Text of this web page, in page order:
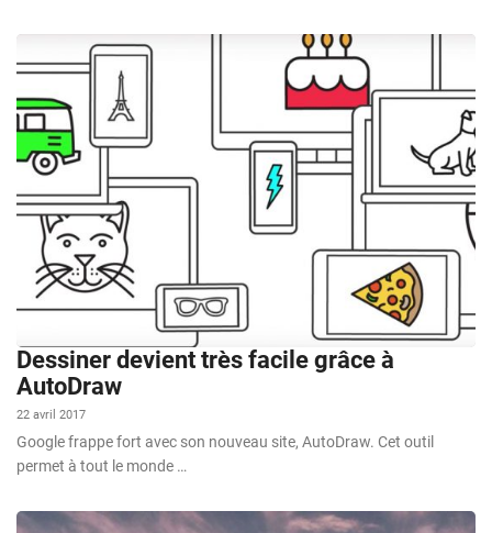
Dessiner devient très facile grâce à
AutoDraw
22 avril 2017
Google frappe fort avec son nouveau site, AutoDraw. Cet outil
permet à tout le monde …